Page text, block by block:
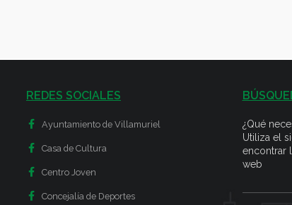
REDES SOCIALES
Ayuntamiento de Villamuriel
Casa de Cultura
Centro Joven
Concejalía de Deportes
¿Qué
Utiliza el
encontrar
web